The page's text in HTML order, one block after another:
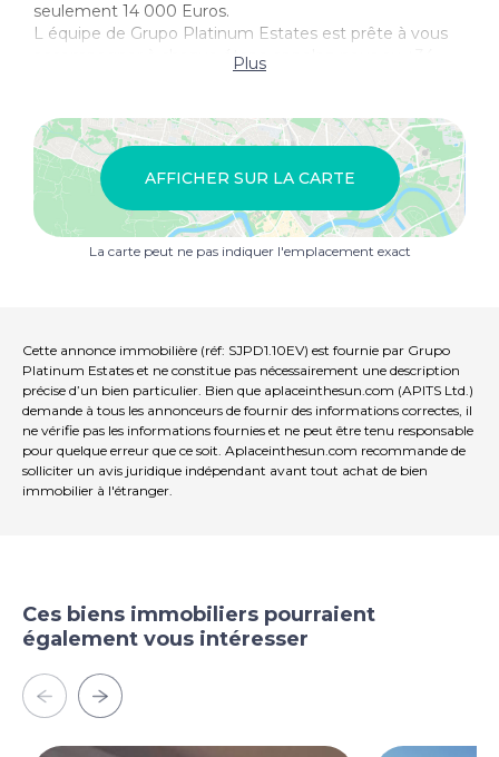
seulement 14 000 Euros.
L équipe de Grupo Platinum Estates est prête à vous
accompagner à chaque étape appelez-nous au +34
950 466 112 pour plus d informations.
Un Mode de Vie Luxueux au Bord de la Mer
Vous rêvez d une maison privée au bord de la mer,
proche du centre-ville et de la plage
Voici votre chance une villa moderne, spacieuse et de
haute qualité, avec un design exclusif et fonctionnel qui
optimise les espaces intérieurs et extérieurs à tous les
Vivre à San Juan de los Terreros
Ouvert toute l année, San Juan de los Terreros propose
tout ce dont vous avez besoin au quotidien : écoles,
centre médical, commerces, bars, restaurants, salles de
sport, chiringuitos et bien plus encore. Vous y trouverez
des plages Pavillon Bleu et des criques calmes, idéales
Torre à proximité. La ville est bien reliée par les routes
principales et le réseau ferroviaire, offrant un accès
facile à Pulpí, Águilas, Murcie et au-delà, avec de
grandes villes et centres commerciaux à quelques
minutes en voiture.
Les aéroports sont accessibles en moins d une heure :
Plus
AFFICHER SUR LA CARTE
La carte peut ne pas indiquer l'emplacement exact
Cette annonce immobilière (réf: SJPD1.10EV) est fournie par Grupo
Platinum Estates et ne constitue pas nécessairement une description
précise d’un bien particulier. Bien que aplaceinthesun.com (APITS Ltd.)
demande à tous les annonceurs de fournir des informations correctes, il
ne vérifie pas les informations fournies et ne peut être tenu responsable
pour quelque erreur que ce soit. Aplaceinthesun.com recommande de
solliciter un avis juridique indépendant avant tout achat de bien
immobilier à l'étranger.
Ces biens immobiliers pourraient
également vous intéresser